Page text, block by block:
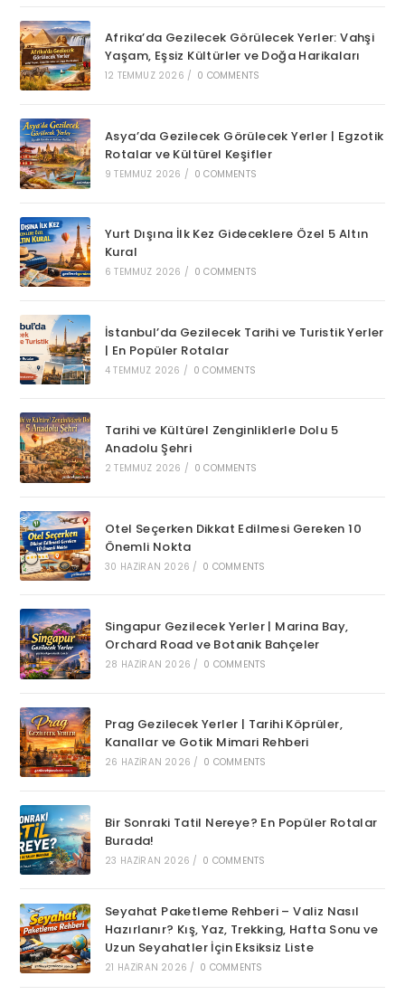
Afrika’da Gezilecek Görülecek Yerler: Vahşi
Yaşam, Eşsiz Kültürler ve Doğa Harikaları
12 TEMMUZ 2026 / 0 COMMENTS
Asya’da Gezilecek Görülecek Yerler | Egzotik
Rotalar ve Kültürel Keşifler
9 TEMMUZ 2026 / 0 COMMENTS
Yurt Dışına İlk Kez Gideceklere Özel 5 Altın
Kural
6 TEMMUZ 2026 / 0 COMMENTS
İstanbul’da Gezilecek Tarihi ve Turistik Yerler
| En Popüler Rotalar
4 TEMMUZ 2026 / 0 COMMENTS
Tarihi ve Kültürel Zenginliklerle Dolu 5
Anadolu Şehri
2 TEMMUZ 2026 / 0 COMMENTS
Otel Seçerken Dikkat Edilmesi Gereken 10
Önemli Nokta
30 HAZIRAN 2026 / 0 COMMENTS
Singapur Gezilecek Yerler | Marina Bay,
Orchard Road ve Botanik Bahçeler
28 HAZIRAN 2026 / 0 COMMENTS
Prag Gezilecek Yerler | Tarihi Köprüler,
Kanallar ve Gotik Mimari Rehberi
26 HAZIRAN 2026 / 0 COMMENTS
Bir Sonraki Tatil Nereye? En Popüler Rotalar
Burada!
23 HAZIRAN 2026 / 0 COMMENTS
Seyahat Paketleme Rehberi – Valiz Nasıl
Hazırlanır? Kış, Yaz, Trekking, Hafta Sonu ve
Uzun Seyahatler İçin Eksiksiz Liste
21 HAZIRAN 2026 / 0 COMMENTS